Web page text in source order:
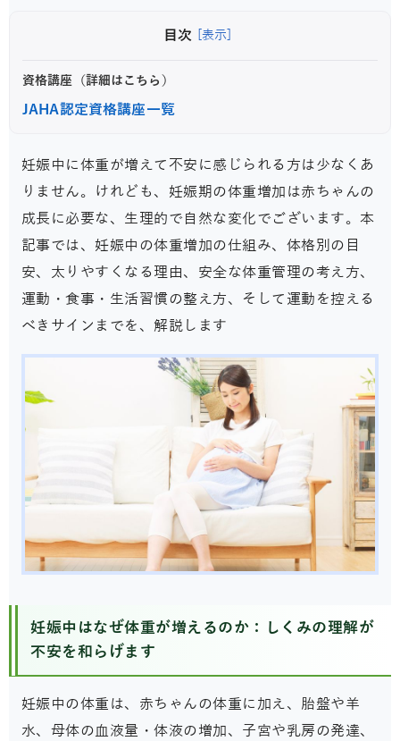
目次 [表示]
資格講座（詳細はこちら）
JAHA認定資格講座一覧
妊娠中に体重が増えて不安に感じられる方は少なくあ
りません。けれども、妊娠期の体重増加は赤ちゃんの
成長に必要な、生理的で自然な変化でございます。本
記事では、妊娠中の体重増加の仕組み、体格別の目
安、太りやすくなる理由、安全な体重管理の考え方、
運動・食事・生活習慣の整え方、そして運動を控える
べきサインまでを、解説します
妊娠中はなぜ体重が増えるのか：しくみの理解が
不安を和らげます
妊娠中の体重は、赤ちゃんの体重に加え、胎盤や羊
水、母体の血液量・体液の増加、子宮や乳房の発達、